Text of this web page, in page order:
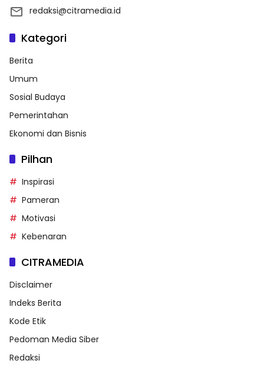
redaksi@citramedia.id
Kategori
Berita
Umum
Sosial Budaya
Pemerintahan
Ekonomi dan Bisnis
Pilhan
Inspirasi
Pameran
Motivasi
Kebenaran
CITRAMEDIA
Disclaimer
Indeks Berita
Kode Etik
Pedoman Media Siber
Redaksi